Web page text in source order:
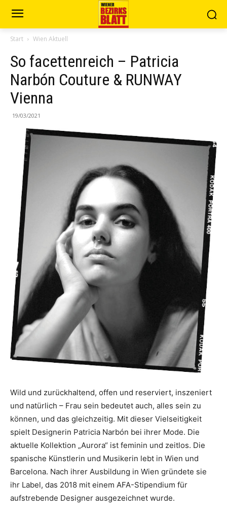
Start Wien Aktuell
So facettenreich – Patricia
Narbón Couture & RUNWAY
Vienna
19/03/2021
Wild und zurück­haltend, offen und reserviert, inszeniert
und natürlich – Frau sein bedeutet auch, alles sein zu
können, und das gleich­zeitig. Mit dieser Vielseitigkeit
spielt Designerin Patricia Narbón bei ihrer Mode. Die
aktuelle Kollektion „Aurora“ ist ­feminin und zeitlos. Die
spanische Künstlerin und Musikerin lebt in Wien und
Barcelona. Nach ihrer Ausbildung in Wien gründete sie
ihr Label, das 2018 mit einem AFA-Stipendium für
aufstrebende Designer ausgezeichnet wurde.